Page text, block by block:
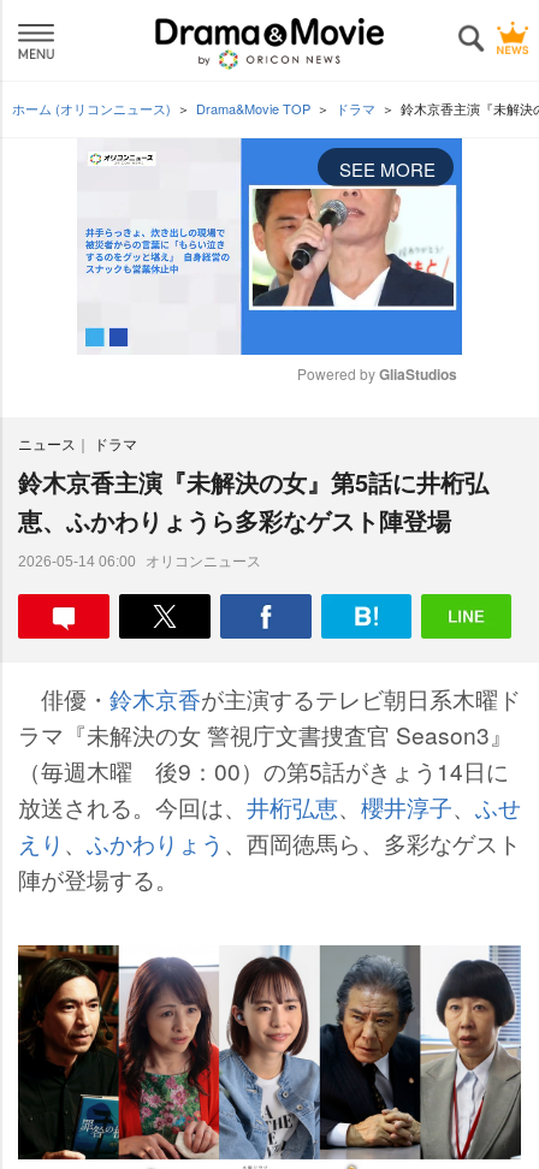
ホーム (オリコンニュース) Drama&Movie TOP ドラマ 鈴木京香主演『未解決
SEE MORE
t
e
Powered by GliaStudios
ニュース ドラマ
鈴木京香主演『未解決の女』第5話に井桁弘
恵、ふかわりょうら多彩なゲスト陣登場
2026-05-14 06:00 オリコンニュース
俳優・ 鈴木京香が主演するテレビ朝日系木曜ド
ラマ『未解決の女 警視庁文書捜査官 Season3』
（毎週木曜 後9：00）の第5話がきょう14日に
放送される。今回は、 井桁弘恵、 櫻井淳子、 ふせ
えり 、 ふかわりょう 、西岡徳馬ら、多彩なゲスト
陣が登場する。